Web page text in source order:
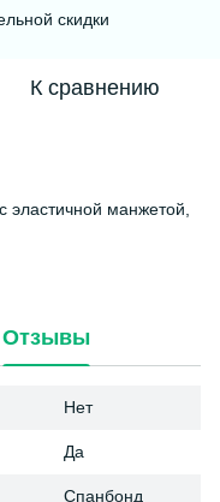
скидки
К сравнению
эластичной манжетой,
Отзывы
Нет
Да
Спанбонд